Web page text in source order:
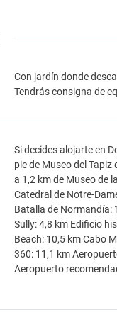
Con jardín donde
Tendrás consigna de
Si decides alojarte en
pie de Museo del
a 1,2 km de Museo de
Catedral de Notre-
Batalla de Normandía:
Sully: 4,8 km Edificio
Beach: 10,5 km Cabo
360: 11,1 km
Aeropuerto